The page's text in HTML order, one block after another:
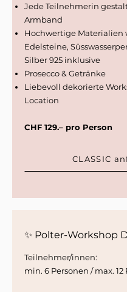
Jede Teilnehmerin
Armband
⁠Hochwertige Materialien
Edelsteine,
Silber 925 inklusive
⁠Prosecco & Getränke
⁠Liebevoll dekorierte
Location
CHF 129.– pro Person
CLASSIC
✨ Polter-Workshop
Teilnehmer/innen:
min. 6 Personen / max. 12